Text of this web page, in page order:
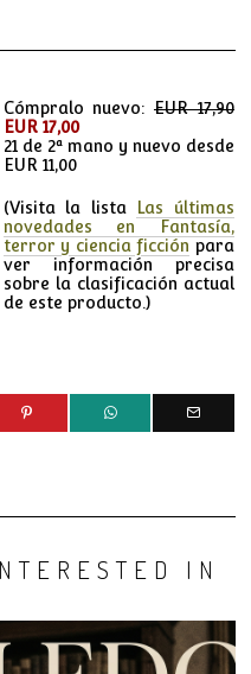
Cómpralo nuevo: EUR 17,90
EUR 17,00
21 de 2ª mano y nuevo desde
EUR 11,00
(Visita la lista
Las últimas
novedades en Fantasía,
terror y ciencia ficción para
ver información precisa
sobre la clasificación actual
de este producto.)
IN